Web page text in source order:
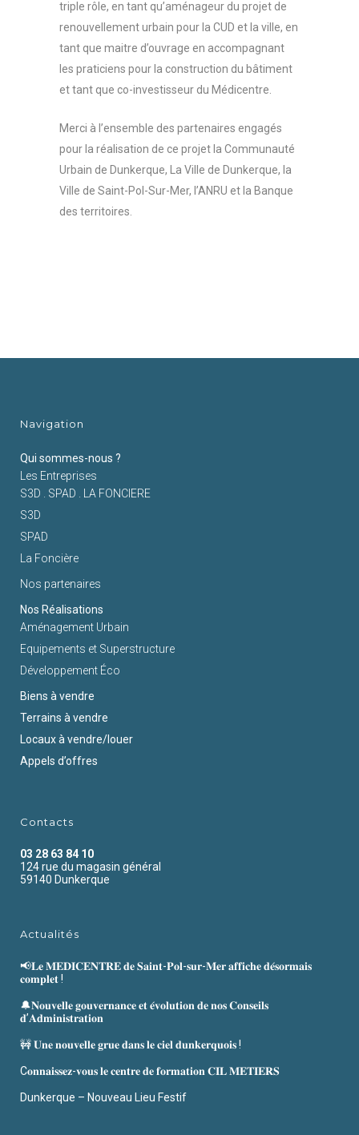
triple rôle, en tant qu’aménageur du projet de
renouvellement urbain pour la CUD et la ville, en
tant que maitre d’ouvrage en accompagnant
les praticiens pour la construction du bâtiment
et tant que co-investisseur du Médicentre.
Merci à l’ensemble des partenaires engagés
pour la réalisation de ce projet la Communauté
Urbain de Dunkerque, La Ville de Dunkerque, la
Ville de Saint-Pol-Sur-Mer, l’ANRU et la Banque
des territoires.
Navigation
Qui sommes-nous ?
Les Entreprises
S3D . SPAD . LA FONCIERE
S3D
SPAD
La Foncière
Nos partenaires
Nos Réalisations
Aménagement Urbain
Equipements et Superstructure
Développement Éco
Biens à vendre
Terrains à vendre
Locaux à vendre/louer
Appels d’offres
Contacts
03 28 63 84 10
124 rue du magasin général
59140 Dunkerque
Actualités
📢𝐋𝐞 𝐌𝐄𝐃𝐈𝐂𝐄𝐍𝐓𝐑𝐄 𝐝𝐞 𝐒𝐚𝐢𝐧𝐭-𝐏𝐨𝐥-𝐬𝐮𝐫-𝐌𝐞𝐫 𝐚𝐟𝐟𝐢𝐜𝐡𝐞 𝐝𝐞́𝐬𝐨𝐫𝐦𝐚𝐢𝐬
𝐜𝐨𝐦𝐩𝐥𝐞𝐭 !
🔔𝐍𝐨𝐮𝐯𝐞𝐥𝐥𝐞 𝐠𝐨𝐮𝐯𝐞𝐫𝐧𝐚𝐧𝐜𝐞 𝐞𝐭 𝐞́𝐯𝐨𝐥𝐮𝐭𝐢𝐨𝐧 𝐝𝐞 𝐧𝐨𝐬 𝐂𝐨𝐧𝐬𝐞𝐢𝐥𝐬
𝐝’𝐀𝐝𝐦𝐢𝐧𝐢𝐬𝐭𝐫𝐚𝐭𝐢𝐨𝐧
🚧 𝐔𝐧𝐞 𝐧𝐨𝐮𝐯𝐞𝐥𝐥𝐞 𝐠𝐫𝐮𝐞 𝐝𝐚𝐧𝐬 𝐥𝐞 𝐜𝐢𝐞𝐥 𝐝𝐮𝐧𝐤𝐞𝐫𝐪𝐮𝐨𝐢𝐬 !
C𝐨𝐧𝐧𝐚𝐢𝐬𝐬𝐞𝐳-𝐯𝐨𝐮𝐬 𝐥𝐞 𝐜𝐞𝐧𝐭𝐫𝐞 𝐝𝐞 𝐟𝐨𝐫𝐦𝐚𝐭𝐢𝐨𝐧 𝐂𝐈𝐋 𝐌𝐄𝐓𝐈𝐄𝐑𝐒
Dunkerque – Nouveau Lieu Festif